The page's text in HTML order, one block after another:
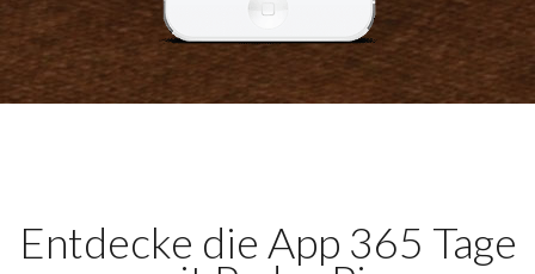
Entdecke die App 365 Tage